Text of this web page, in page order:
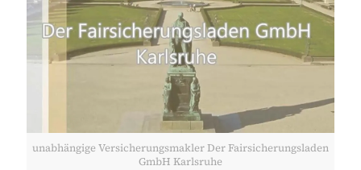
unabhängige Versicherungsmakler Der Fairsicherungsladen
GmbH Karlsruhe